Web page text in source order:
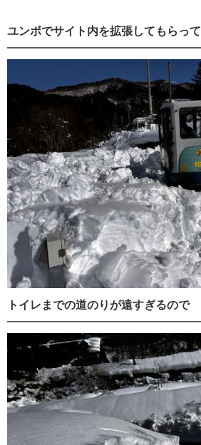
ユンボでサイト内を拡張してもらって
トイレまでの道のりが遠すぎるので